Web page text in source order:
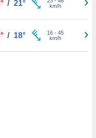
/ 21°
km/h
/ 18° 16- 45
km/h